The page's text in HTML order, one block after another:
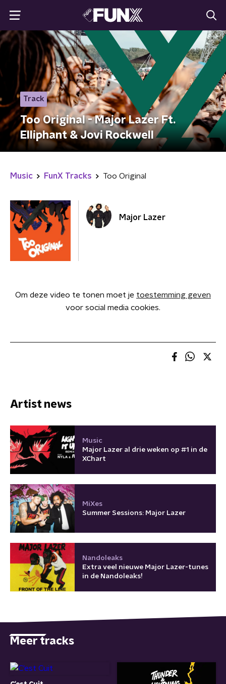
Track
Too Original - Major Lazer Ft.
Elliphant & Jovi Rockwell
Music FunX Tracks Too Original
Major Lazer
Om deze video te tonen moet je toestemming geven
voor social media cookies.
Artist news
Music
Major Lazer al drie weken op #1 in de
XChart
MiXes
Summer Sessions: Major Lazer
Nandoleaks
Extra veel nieuwe Major Lazer-tunes
in de Nandoleaks!
Meer tracks